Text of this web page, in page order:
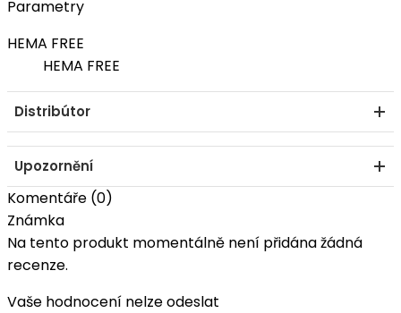
Parametry
HEMA FREE
HEMA FREE
Distribútor
Upozornění
Komentáře (0)
Známka
Na tento produkt momentálně není přidána žádná
recenze.
Vaše hodnocení nelze odeslat